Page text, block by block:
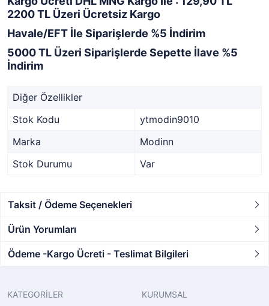
2200 TL Üzeri Ücretsiz Kargo
Havale/EFT İle Siparişlerde %5 İndirim
5000 TL Üzeri Siparişlerde Sepette İlave %5
İndirim
Diğer Özellikler
Stok Kodu
ytmodin9010
Marka
Modinn
Stok Durumu
Var
Taksit / Ödeme Seçenekleri
Ürün Yorumları
Ödeme -Kargo Ücreti - Teslimat Bilgileri
KATEGORİLER
KURUMSAL